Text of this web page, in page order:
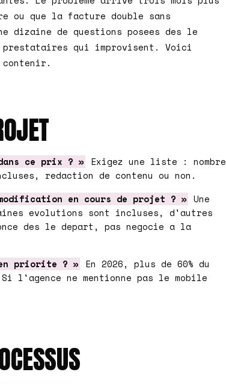
que la facture double sans
dizaine de questions posees des le
prestataires qui improvisent. Voici
ce prix ? »
Exigez une liste : nombre
redaction de contenu ou non.
en cours de projet ? » Une
evolutions sont incluses, d'autres
des le depart, pas negocie a la
priorite ? »
En 2026, plus de 60% du
l'agence ne mentionne pas le mobile